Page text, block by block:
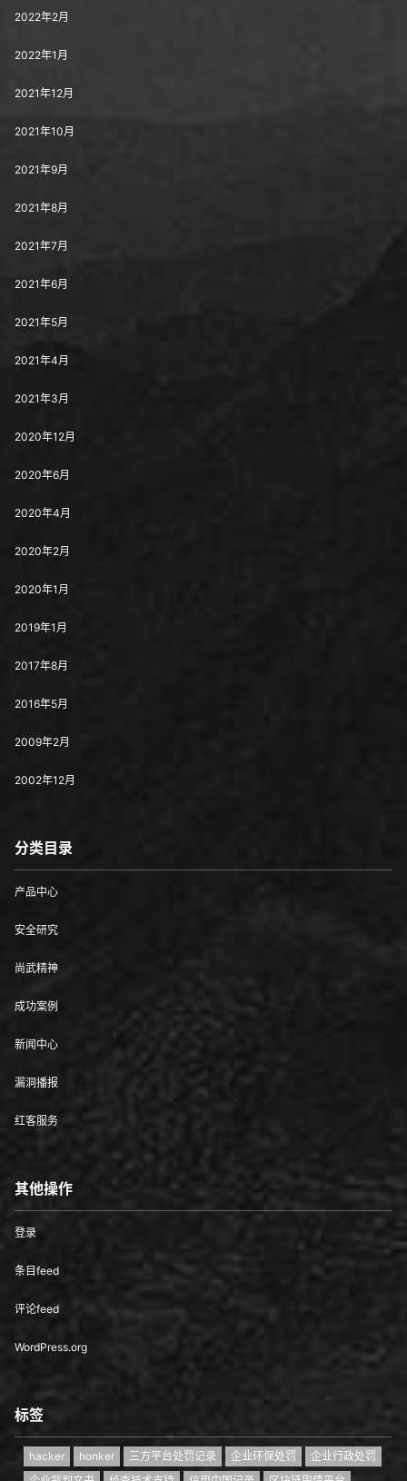
2022年2月
2022年1月
2021年12月
2021年10月
2021年9月
2021年8月
2021年7月
2021年6月
2021年5月
2021年4月
2021年3月
2020年12月
2020年6月
2020年4月
2020年2月
2020年1月
2019年1月
2017年8月
2016年5月
2009年2月
2002年12月
分类目录
产品中心
安全研究
尚武精神
成功案例
新闻中心
漏洞播报
红客服务
其他操作
登录
条目feed
评论feed
WordPress.org
标签
hacker honker 三方平台处罚记录 企业环保处罚
企业行政处罚